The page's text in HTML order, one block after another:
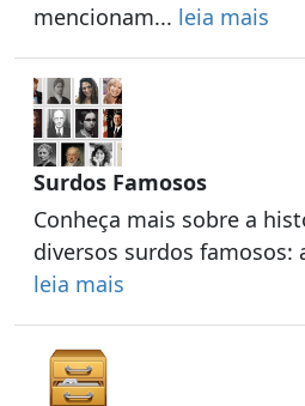
mencionam... leia mais
Surdos Famosos
Conheça mais sobre a
diversos surdos famosos:
leia mais